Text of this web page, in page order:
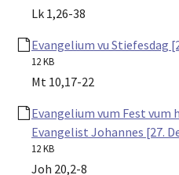
Lk 1,26-38
Evangelium vu Stiefesdag
12 KB
Mt 10,17-22
Evangelium vum Fest vum
Evangelist Johannes [27.
12 KB
Joh 20,2-8